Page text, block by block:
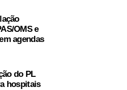
OMS e
agendas
do PL
hospitais